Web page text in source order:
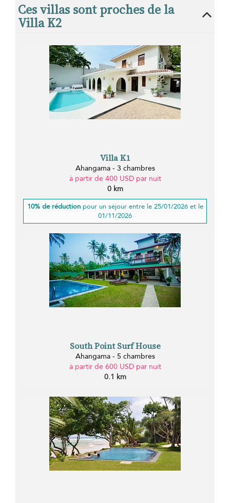
Ces villas sont proches de la
Villa K2
Villa K1
Ahangama - 3 chambres
à partir de 400 USD par nuit
0 km
10% de réductionpour un séjour entre le 25/01/2026 et le
01/11/2026
South Point Surf House
Ahangama - 5 chambres
à partir de 600 USD par nuit
0.1 km